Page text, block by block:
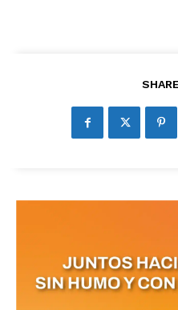
recibe todas las
reducción de